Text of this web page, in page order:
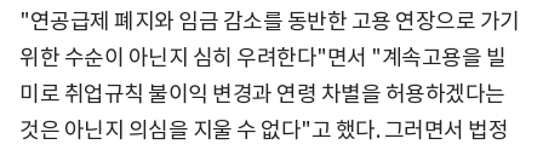
"연공급제 폐지와 임금 감소를 동반한 고용 연장으로 가기
위한 수순이 아닌지 심히 우려한다"면서 "계속고용을 빌
미로 취업규칙 불이익 변경과 연령 차별을 허용하겠다는
것은 아닌지 의심을 지울 수 없다"고 했다. 그러면서 법정